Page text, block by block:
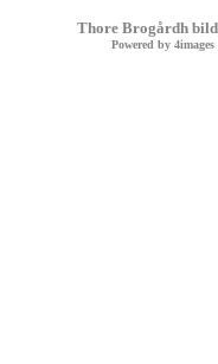
Thore Brogårdh
Powered by 4images